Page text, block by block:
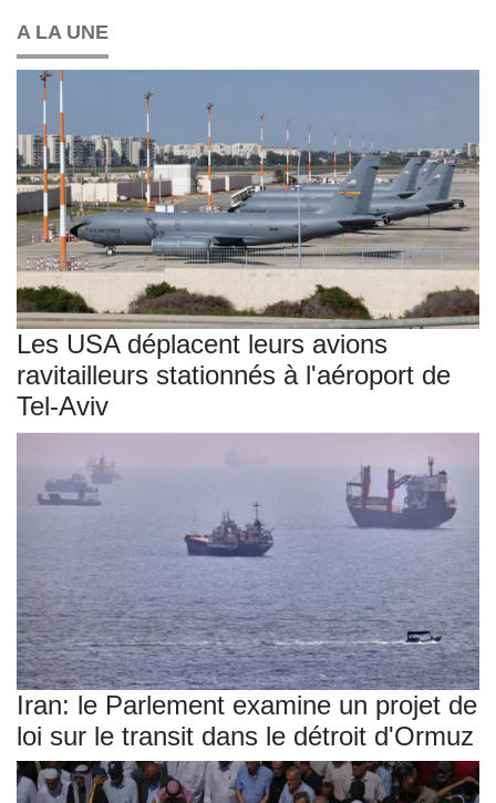
A LA UNE
Les USA déplacent leurs avions
ravitailleurs stationnés à l'aéroport de
Tel-Aviv
Iran: le Parlement examine un projet de
loi sur le transit dans le détroit d'Ormuz